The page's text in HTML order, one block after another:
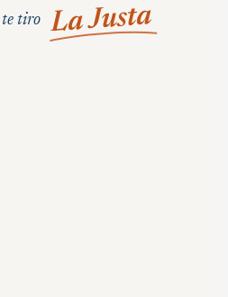
te tiro La Justa